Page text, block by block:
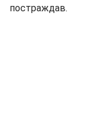
постраждав.